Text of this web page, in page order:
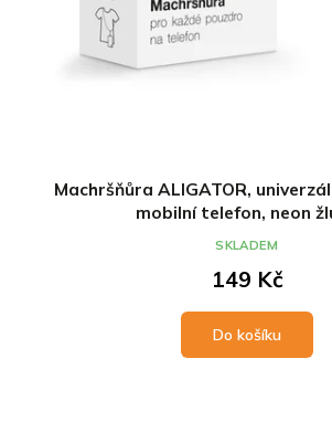
Machršňůra ALIGATOR,
mobilní telefon, neon
149 Kč
Do košíku
SKLADEM